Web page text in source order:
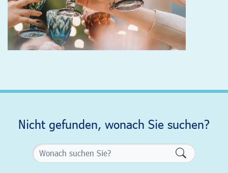
Nicht gefunden, wonach Sie suchen?